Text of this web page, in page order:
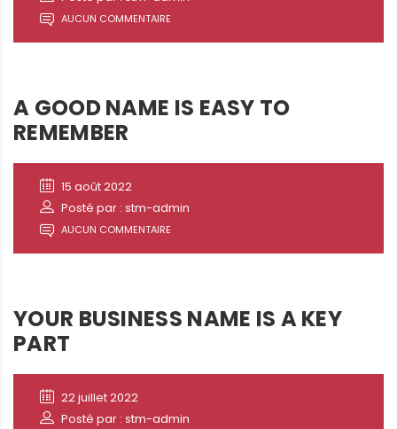
AUCUN COMMENTAIRE
A GOOD NAME IS EASY TO
REMEMBER
15 août 2022
Posté par : stm-admin
AUCUN COMMENTAIRE
YOUR BUSINESS NAME IS A KEY
PART
22 juillet 2022
Posté par : stm-admin